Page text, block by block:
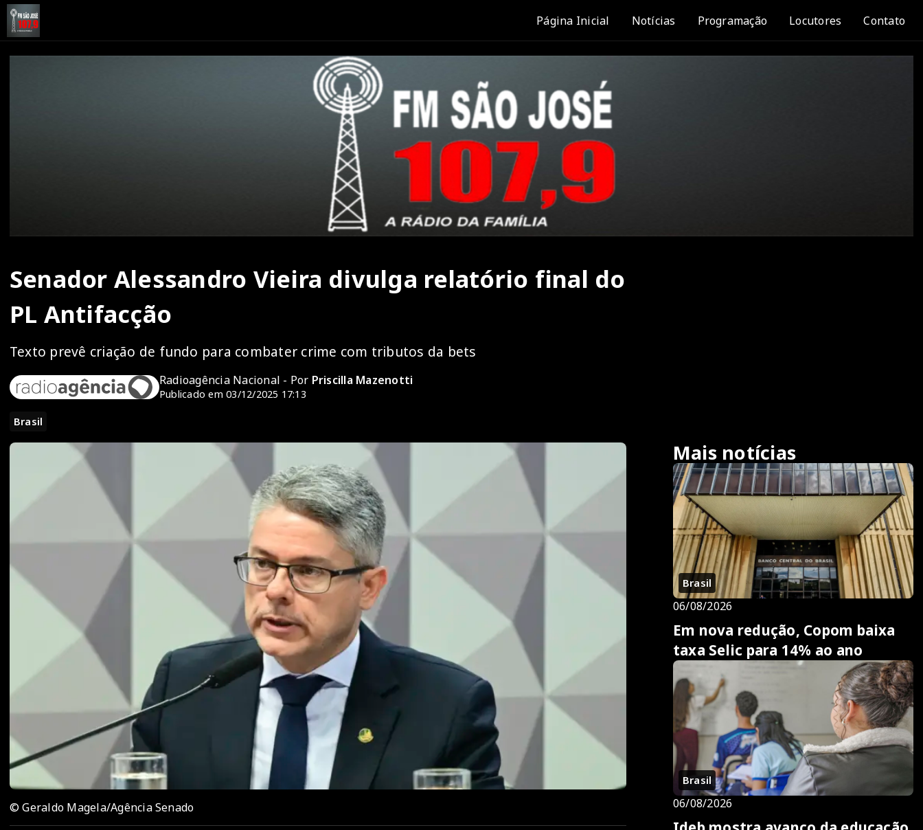
Página Inicial Notícias Programação Locutores Contato
Senador Alessandro Vieira divulga relatório final do
PL Antifacção
Texto prevê criação de fundo para combater crime com tributos da bets
Radioagência Nacional - Por Priscilla Mazenotti
Publicado em 03/12/2025 17:13
Brasil
© Geraldo Magela/Agência Senado
Mais notícias
Brasil
06/08/2026
Em nova redução, Copom baixa
taxa Selic para 14% ao ano
Brasil
06/08/2026